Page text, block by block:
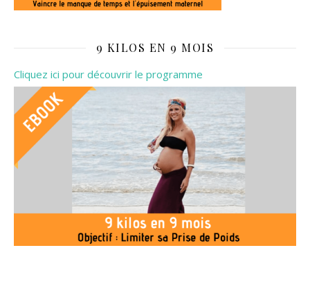
9 KILOS EN 9 MOIS
Cliquez ici pour découvrir le programme